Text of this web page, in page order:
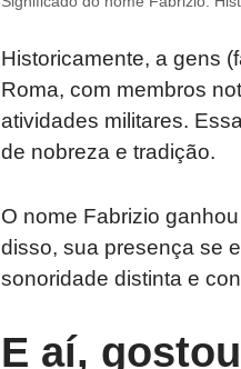
Historicamente, a gens
Roma, com membros
atividades militares.
de nobreza e tradição.
O nome Fabrizio
disso, sua presença se
sonoridade distinta e
E aí,